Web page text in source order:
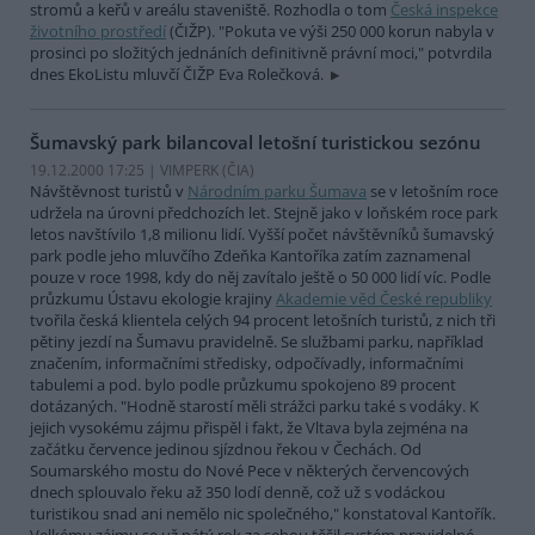
stromů a keřů v areálu staveniště. Rozhodla o tom Česká inspekce
životního prostředí(ČIŽP). "Pokuta ve výši 250 000 korun nabyla v
prosinci po složitých jednáních definitivně právní moci," potvrdila
dnes EkoListu mluvčí ČIŽP Eva Rolečková.
Šumavský park bilancoval letošní turistickou sezónu
19.12.2000 17:25 | VIMPERK (ČIA)
Návštěvnost turistů v Národním parku Šumava se v letošním roce
udržela na úrovni předchozích let. Stejně jako v loňském roce park
letos navštívilo 1,8 milionu lidí. Vyšší počet návštěvníků šumavský
park podle jeho mluvčího Zdeňka Kantoříka zatím zaznamenal
pouze v roce 1998, kdy do něj zavítalo ještě o 50 000 lidí víc. Podle
průzkumu Ústavu ekologie krajiny Akademie věd České republiky
tvořila česká klientela celých 94 procent letošních turistů, z nich tři
pětiny jezdí na Šumavu pravidelně. Se službami parku, například
značením, informačními středisky, odpočívadly, informačními
tabulemi a pod. bylo podle průzkumu spokojeno 89 procent
dotázaných. "Hodně starostí měli strážci parku také s vodáky. K
jejich vysokému zájmu přispěl i fakt, že Vltava byla zejména na
začátku července jedinou sjízdnou řekou v Čechách. Od
Soumarského mostu do Nové Pece v některých červencových
dnech splouvalo řeku až 350 lodí denně, což už s vodáckou
turistikou snad ani nemělo nic společného," konstatoval Kantořík.